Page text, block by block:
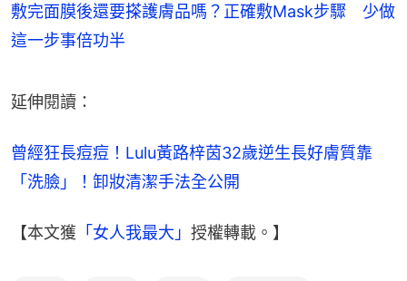
敷完面膜後還要搽護膚品嗎？正確敷Mask步驟 少做
這一步事倍功半
延伸閱讀：
曾經狂長痘痘！Lulu黃路梓茵32歲逆生長好膚質靠
「洗臉」！卸妝清潔手法全公開
【本文獲 「女人我最大」 授權轉載。】